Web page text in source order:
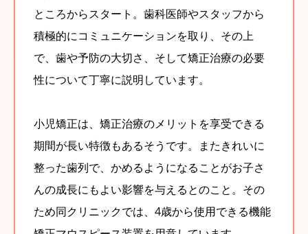
ところからスタート。歯科医師やスタッフから
積極的にコミュニケーションを取り、その上
で、歯や予防の大切さ、そして矯正治療の必要
性について丁寧に説明しています。
小児矯正は、矯正治療のメリットを享受できる
期間が長い特徴もあるそうです。またきれいに
整った歯列で、かめるようになることがお子さ
んの成長にもよい影響を与えるとのこと。その
ため同クリニックでは、4歳から使用できる機能